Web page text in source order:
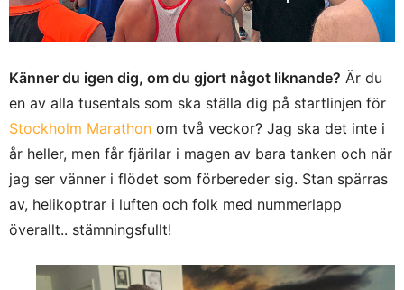
Känner du igen dig, om du gjort något liknande? Är du
en av alla tusentals som ska ställa dig på startlinjen för
Stockholm Marathon om två veckor? Jag ska det inte i
år heller, men får fjärilar i magen av bara tanken och när
jag ser vänner i flödet som förbereder sig. Stan spärras
av, helikoptrar i luften och folk med nummerlapp
överallt.. stämningsfullt!